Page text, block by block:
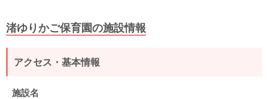
渚ゆりかご保育園の施設情報
アクセス・基本情報
施設名